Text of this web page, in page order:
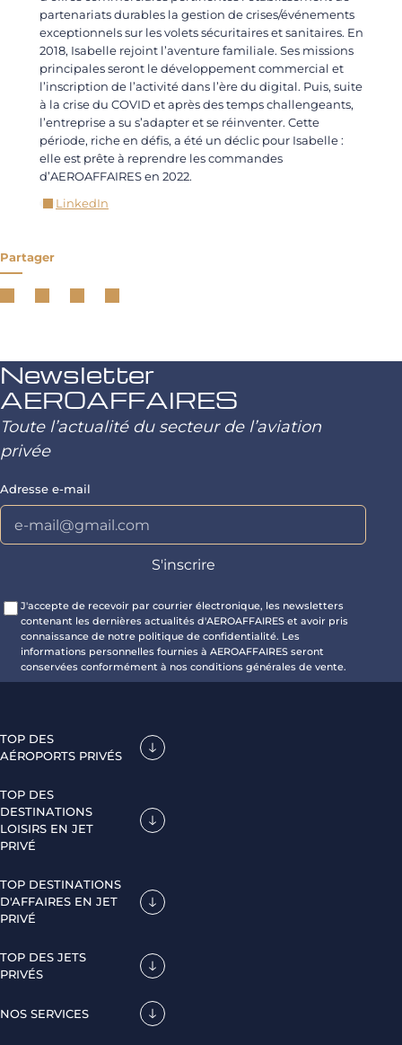
partenariats durables la gestion de crises/événements
exceptionnels sur les volets sécuritaires et sanitaires. En
2018, Isabelle rejoint l’aventure familiale. Ses missions
principales seront le développement commercial et
l’inscription de l’activité dans l’ère du digital. Puis, suite
à la crise du COVID et après des temps challengeants,
l’entreprise a su s’adapter et se réinventer. Cette
période, riche en défis, a été un déclic pour Isabelle :
elle est prête à reprendre les commandes
d’AEROAFFAIRES en 2022.
LinkedIn
Partager
Newsletter
AEROAFFAIRES
Toute l’actualité du secteur de l’aviation
privée
Adresse e-mail
J'accepte de recevoir par courrier électronique, les newsletters
contenant les dernières actualités d'AEROAFFAIRES et avoir pris
connaissance de notre politique de confidentialité. Les
informations personnelles fournies à AEROAFFAIRES seront
conservées conformément à nos conditions générales de vente.
TOP DES
AÉROPORTS PRIVÉS
TOP DES
DESTINATIONS
LOISIRS EN JET
PRIVÉ
TOP DESTINATIONS
D'AFFAIRES EN JET
PRIVÉ
TOP DES JETS
PRIVÉS
NOS SERVICES